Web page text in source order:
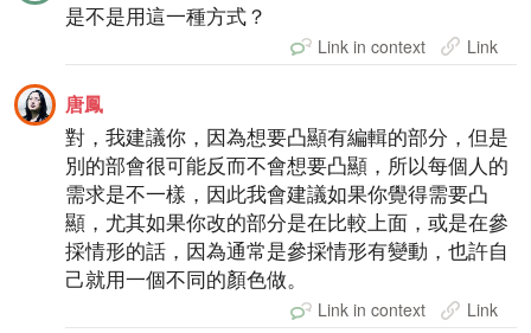
是不是用這一種方式？
Link in context Link
唐鳳
對，我建議你，因為想要凸顯有編輯的部分，但是
別的部會很可能反而不會想要凸顯，所以每個人的
需求是不一樣，因此我會建議如果你覺得需要凸
顯，尤其如果你改的部分是在比較上面，或是在參
採情形的話，因為通常是參採情形有變動，也許自
己就用一個不同的顏色做。
Link in context Link